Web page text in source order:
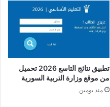
تطبيق نتائج التاسع 2026 تحميل
من موقع وزارة التربية السورية
منذ يومين